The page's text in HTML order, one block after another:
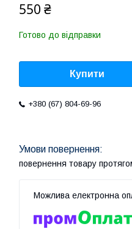
550 ₴
Готово до відправки
Купити
+380 (67) 804-69-96
повернення товару